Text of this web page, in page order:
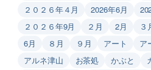
２０２６年４月
2026年6月
２０２６年9月
２月 2月 ３
6月
８月 ９月 アート ア
アルネ津山
お茶処 かぶと